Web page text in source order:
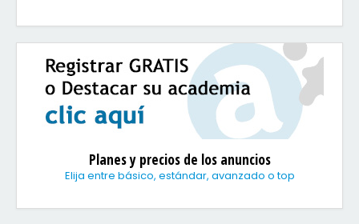
Planes y precios de los anuncios
Elija entre básico, estándar, avanzado o top